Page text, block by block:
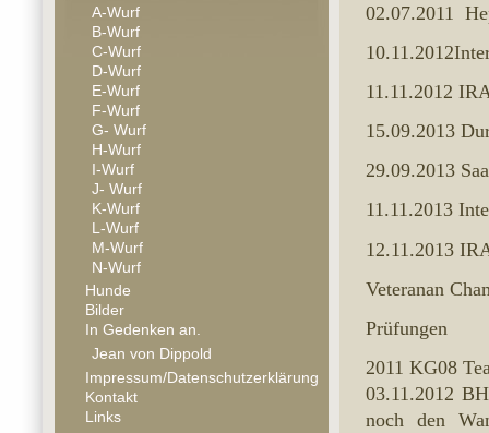
02.07.2011
11.11.2012
15.09.2013
29.09.2013
11.11.2013
12.11.2013
Veteranan
Prüfungen
2011 KG08
03.11.2012
noch den
A-Wurf
B-Wurf
C-Wurf
D-Wurf
E-Wurf
F-Wurf
G- Wurf
H-Wurf
I-Wurf
J- Wurf
K-Wurf
L-Wurf
M-Wurf
N-Wurf
Hunde
Bilder
In Gedenken an.
Jean von Dippold
Impressum/Datenschutzerklärung
Kontakt
Links